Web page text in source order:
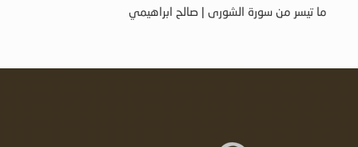
ما تيسر من سورة الشورى | صالح ابراهيمي